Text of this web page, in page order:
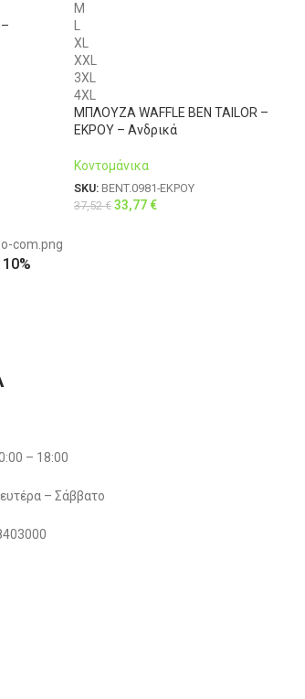
M
L
XL
XXL
3XL
4XL
ΜΠΛΟΥΖΑ WAFFLE BEN TAILOR –
ΕΚΡΟΥ – Ανδρικά
Κοντομάνικα
SKU: BENT.0981-ΕΚΡΟΥ
37,52€ 33,77€
– 18:00
– Σάββατο